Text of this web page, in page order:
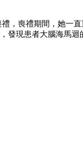
，喪禮期間，她一
發現患者大腦海馬